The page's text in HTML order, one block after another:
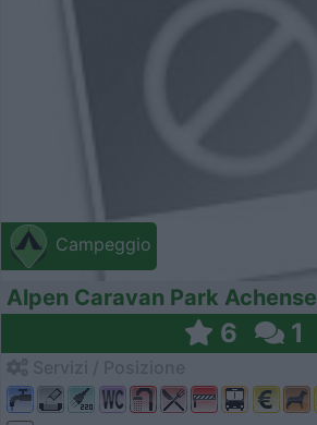
Campeggio
Alpen Caravan Park Achense
6 1